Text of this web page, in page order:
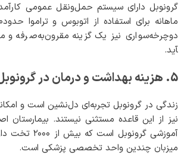
گرونوبل دارای سیستم حمل‌ونقل عمومی
آید.
5. هزینه بهداشت و درمان در گرونوبل
زندگی در گرونوبل تجربه‌ای دل‌نشین است و
نیز از این قاعده مستثنی نیستند. بیمارستان
آموزشی گرونوبل
میزبان چندین واحد تخصصی پزشکی است.